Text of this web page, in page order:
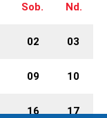
Sob. Nd.
02 03
09 10
16 17